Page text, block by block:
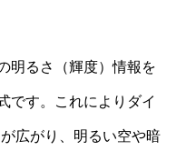
明るさ（輝度）情報を
です。これによりダイ
広がり、明るい空や暗